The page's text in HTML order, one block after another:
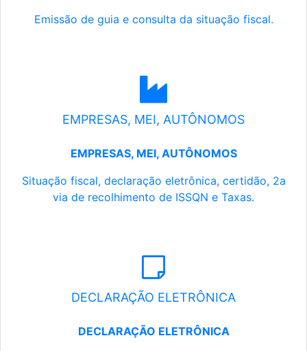
Emissão de guia e consulta da situação fiscal.
EMPRESAS, MEI, AUTÔNOMOS
EMPRESAS, MEI, AUTÔNOMOS
Situação fiscal, declaração eletrônica, certidão, 2a
via de recolhimento de ISSQN e Taxas.
DECLARAÇÃO ELETRÔNICA
DECLARAÇÃO ELETRÔNICA